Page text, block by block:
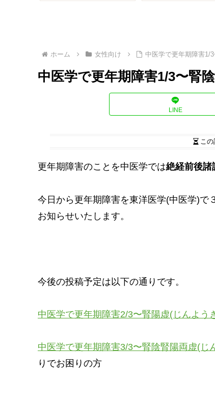
ホーム 女性向け 中医学で更年期障害1/
中医学で更年期障害1/3〜腎
LINE
この
更年期障害のことを中医学では絶経前後諸
今日から更年期障害を東洋医学(中医学)で
お知らせいたします。
今後の投稿予定は以下の通りです。
中医学で更年期障害2/3〜腎陽虚(じんよう
中医学で更年期障害3/3〜腎陰腎陽両虚(じ
りでお困りの方